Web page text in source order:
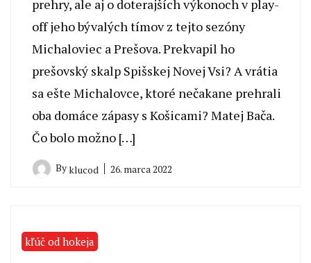
prehry, ale aj o doterajších výkonoch v play-
off jeho bývalých tímov z tejto sezóny
Michaloviec a Prešova. Prekvapil ho
prešovský skalp Spišskej Novej Vsi? A vrátia
sa ešte Michalovce, ktoré nečakane prehrali
oba domáce zápasy s Košicami? Matej Bača.
Čo bolo možno […]
Byklucod 26. marca 2022
kľúč od hokeja